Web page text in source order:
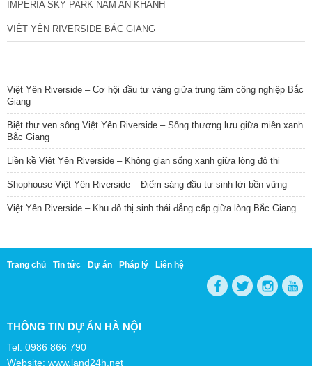
IMPERIA SKY PARK NAM AN KHÁNH
VIỆT YÊN RIVERSIDE BẮC GIANG
Việt Yên Riverside – Cơ hội đầu tư vàng giữa trung tâm công nghiệp Bắc
Giang
Biệt thự ven sông Việt Yên Riverside – Sống thượng lưu giữa miền xanh
Bắc Giang
Liền kề Việt Yên Riverside – Không gian sống xanh giữa lòng đô thị
Shophouse Việt Yên Riverside – Điểm sáng đầu tư sinh lời bền vững
Việt Yên Riverside – Khu đô thị sinh thái đẳng cấp giữa lòng Bắc Giang
Trang chủ Tin tức Dự án Pháp lý Liên hệ
THÔNG TIN DỰ ÁN HÀ NỘI
Tel: 0986 866 790
Website: www.land24h.net